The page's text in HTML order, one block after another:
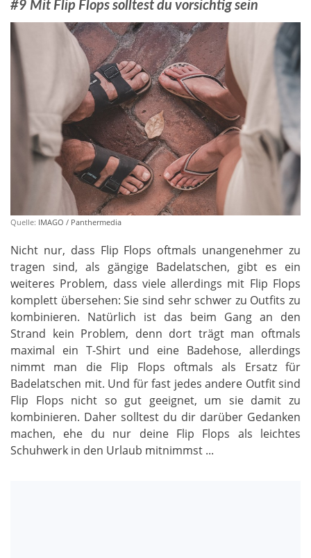
#9 Mit Flip Flops solltest du vorsichtig sein
Quelle: IMAGO / Panthermedia
Nicht nur, dass Flip Flops oftmals unangenehmer zu
tragen sind, als gängige Badelatschen, gibt es ein
weiteres Problem, dass viele allerdings mit Flip Flops
komplett übersehen: Sie sind sehr schwer zu Outfits zu
kombinieren. Natürlich ist das beim Gang an den
Strand kein Problem, denn dort trägt man oftmals
maximal ein T-Shirt und eine Badehose, allerdings
nimmt man die Flip Flops oftmals als Ersatz für
Badelatschen mit. Und für fast jedes andere Outfit sind
Flip Flops nicht so gut geeignet, um sie damit zu
kombinieren. Daher solltest du dir darüber Gedanken
machen, ehe du nur deine Flip Flops als leichtes
Schuhwerk in den Urlaub mitnimmst ...